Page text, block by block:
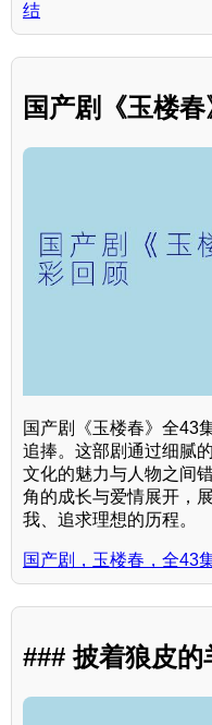
结
国产剧《玉楼
国产剧《玉楼春》全43
追捧。这部剧通过细腻
文化的魅力与人物之间
角的成长与爱情展开，
我、追求理想的历程。
国产剧，玉楼春，全43
### 披着狼皮